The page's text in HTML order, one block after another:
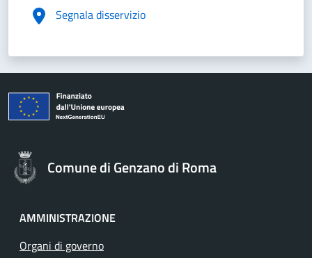
Segnala disservizio
Comune di Genzano di Roma
AMMINISTRAZIONE
Organi di governo